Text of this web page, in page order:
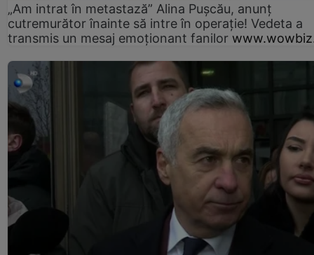
„Am intrat în metastază” Alina Pușcău, anunț
cutremurător înainte să intre în operație! Vedeta a
transmis un mesaj emoționant fanilor